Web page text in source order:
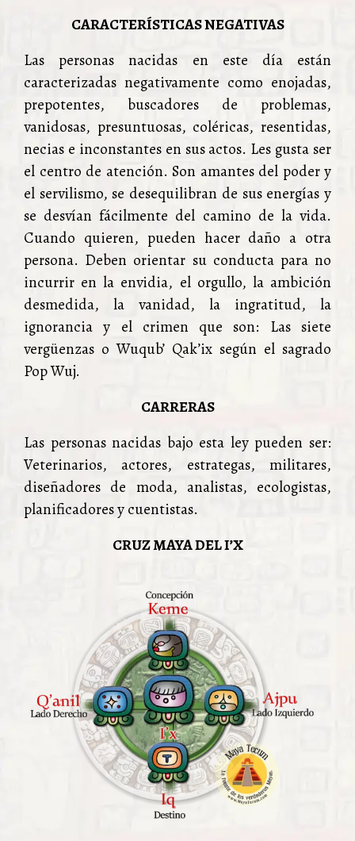
CARACTERÍSTICAS NEGATIVAS
Las personas nacidas en este día están
caracterizadas negativamente como enojadas,
prepotentes, buscadores de problemas,
vanidosas, presuntuosas, coléricas, resentidas,
necias e inconstantes en sus actos. Les gusta ser
el centro de atención. Son amantes del poder y
el servilismo, se desequilibran de sus energías y
se desvían fácilmente del camino de la vida.
Cuando quieren, pueden hacer daño a otra
persona. Deben orientar su conducta para no
incurrir en la envidia, el orgullo, la ambición
desmedida, la vanidad, la ingratitud, la
ignorancia y el crimen que son: Las siete
vergüenzas o Wuqub’ Qak’ix según el sagrado
Pop Wuj.
CARRERAS
Las personas nacidas bajo esta ley pueden ser:
Veterinarios, actores, estrategas, militares,
diseñadores de moda, analistas, ecologistas,
planificadores y cuentistas.
CRUZ MAYA DEL I’X